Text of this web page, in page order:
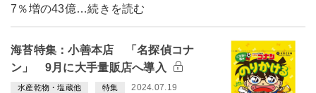
7％増の43億…続きを読む
海苔特集：小善本店 「名探偵コナ
ン」 9月に大手量販店へ導入
水産乾物・塩蔵他 特集 2024.07.19